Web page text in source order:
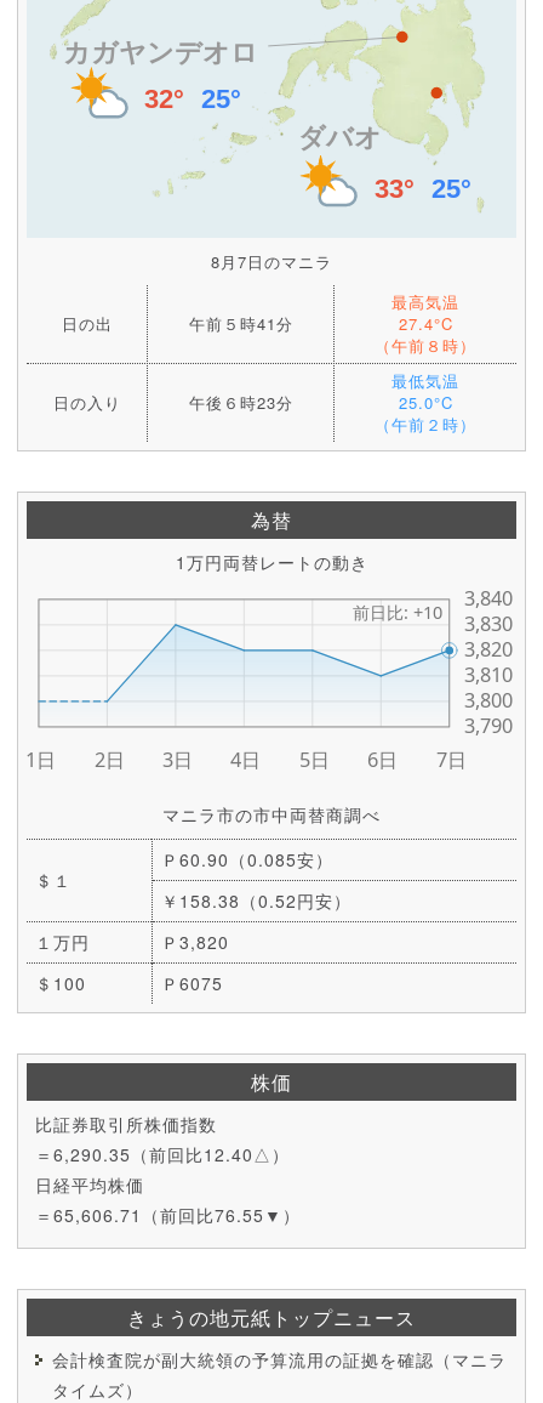
8月7日のマニラ
日の出 午前５時41分
最高気温
27.4°C
（午前８時）
日の入り 午後６時23分
最低気温
25.0°C
（午前２時）
為替
1万円両替レートの動き
マニラ市の市中両替商調べ
＄１
Ｐ60.90（0.085安）
￥158.38（0.52円安）
１万円
Ｐ3,820
＄100
Ｐ6075
株価
比証券取引所株価指数
＝6,290.35（前回比12.40△）
日経平均株価
＝65,606.71（前回比76.55▼）
きょうの地元紙トップニュース
会計検査院が副大統領の予算流用の証拠を確認（マニラ
タイムズ）